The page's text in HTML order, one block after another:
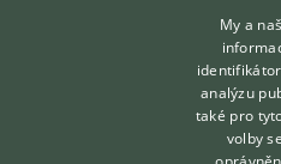
KONTAKT DO REDAKCE
My a
analýzu
také pro
volby